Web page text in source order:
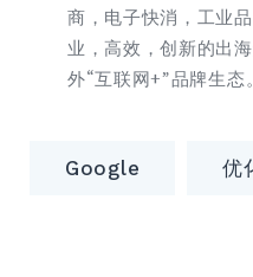
商，电子快消，工业
业，高效，创新的出
外“互联网+”品牌生态。
Google 优